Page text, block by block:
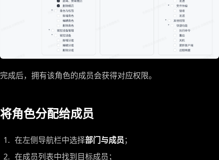
完成后，拥有该角色的成员会获得对应权限。
将角色分配给成员
在左侧导航栏中选择部门与成员；
在成员列表中找到目标成员；